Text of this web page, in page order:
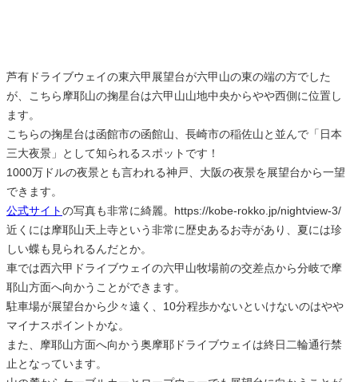
芦有ドライブウェイの東六甲展望台が六甲山の東の端の方でした
が、こちら摩耶山の掬星台は六甲山山地中央からやや西側に位置し
ます。
こちらの掬星台は函館市の函館山、長崎市の稲佐山と並んで「日本
三大夜景」として知られるスポットです！
1000万ドルの夜景とも言われる神戸、大阪の夜景を展望台から一望
できます。
公式サイトの写真も非常に綺麗。https://kobe-rokko.jp/nightview-3/
近くには摩耶山天上寺という非常に歴史あるお寺があり、夏には珍
しい蝶も見られるんだとか。
車では西六甲ドライブウェイの六甲山牧場前の交差点から分岐で摩
耶山方面へ向かうことができます。
駐車場が展望台から少々遠く、10分程歩かないといけないのはやや
マイナスポイントかな。
また、摩耶山方面へ向かう奥摩耶ドライブウェイは終日二輪通行禁
止となっています。